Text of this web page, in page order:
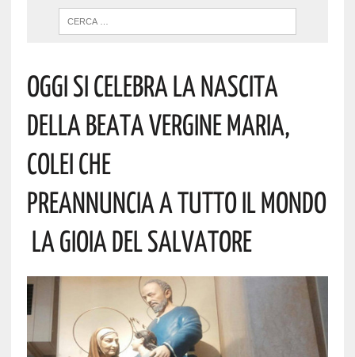
Oggi Si Celebra La Nascita
Della Beata Vergine Maria,
Colei Che
Preannuncia A Tutto Il Mondo
La Gioia Del Salvatore